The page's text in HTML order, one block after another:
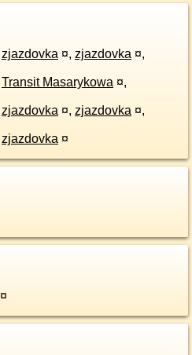
zjazdovka ¤, zjazdovka ¤,
Transit Masarykowa ¤,
zjazdovka ¤, zjazdovka ¤,
zjazdovka ¤
¤